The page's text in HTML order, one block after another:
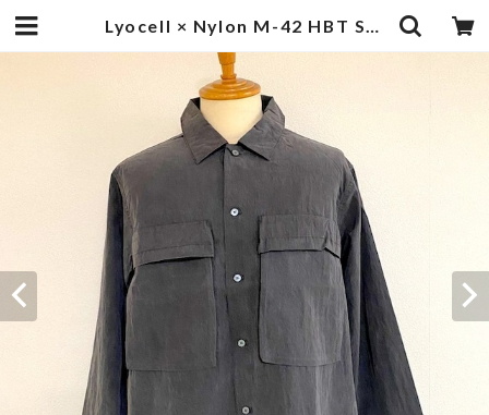
Lyocell × Nylon M-42 HBT Shirts Black | 武蔵小杉のセレクトショップ【ナクール】-nakool-